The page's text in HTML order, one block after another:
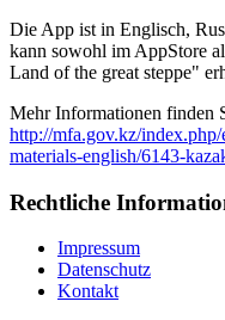
Die App ist in Englisch,
kann sowohl im AppStore
Land of the great steppe"
Mehr Informationen finden
http://mfa.gov.kz/
materials-english/6143-
Rechtliche
Impressum
Datenschutz
Kontakt